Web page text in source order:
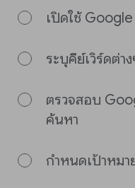
เปิดใช้
ระบุคีย์เวิร์ดต่
ตรวจสอบ
ค้นหา
กำหนดเป้าหม